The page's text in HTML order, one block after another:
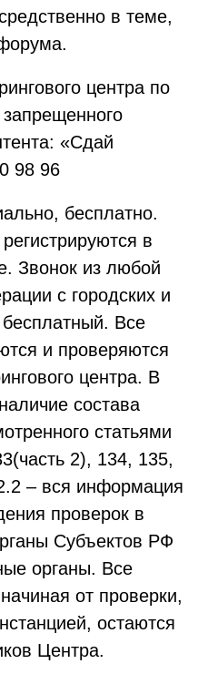
в теме,
центра по
«Сдай
98 96
бесплатно.
в
Звонок из любой
с городских и
Все
и проверяются
центра. В
состава
статьями
2), 134, 135,
– вся информация
проверок в
Субъектов РФ
органы. Все
от проверки,
остаются
Центра.